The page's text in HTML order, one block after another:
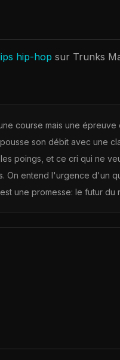
hip-hop sur Trunks
course mais une
son débit avec une
poings, et ce cri qui ne
On entend l'urgence d'un
une promesse: le futur du